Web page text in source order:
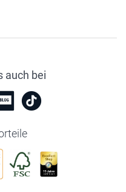
auch bei